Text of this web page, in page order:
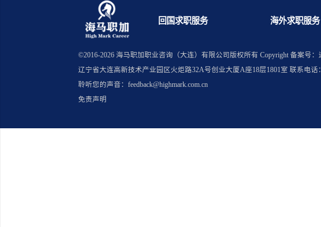
上一篇：暑假实习留学生该选券商还是 500 强？
下一篇：华为校招留学生是否需要参加统一笔试？